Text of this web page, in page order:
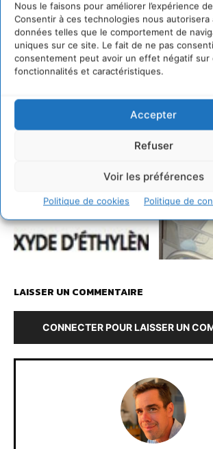
Nous le faisons pour améliorer l’expérience
Consentir à ces technologies nous autorisera
données telles que le comportement de
uniques sur ce site. Le fait de ne pas
consentement peut avoir un effet négatif sur
fonctionnalités et caractéristiques.
Accepter
Refuser
Voir les préférences
Politique de cookies Politique de
LAISSER UN COMMENTAIRE
CONNECTER POUR LAISSER UN